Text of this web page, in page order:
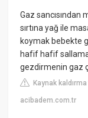
Gaz sancısından
sırtına yağ ile
koymak bebekte
hafif hafif
gezdirmenin gaz
Kaynak
acibadem.com.tr